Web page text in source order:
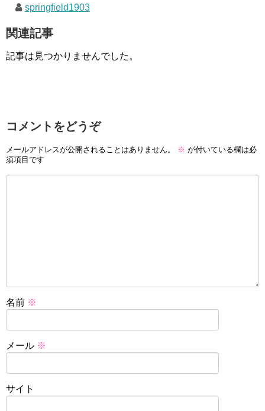
springfield1903
関連記事
記事は見つかりませんでした。
コメントをどうぞ
メールアドレスが公開されることはありません。 ※ が付いている欄は必
須項目です
名前 ※
メール ※
サイト